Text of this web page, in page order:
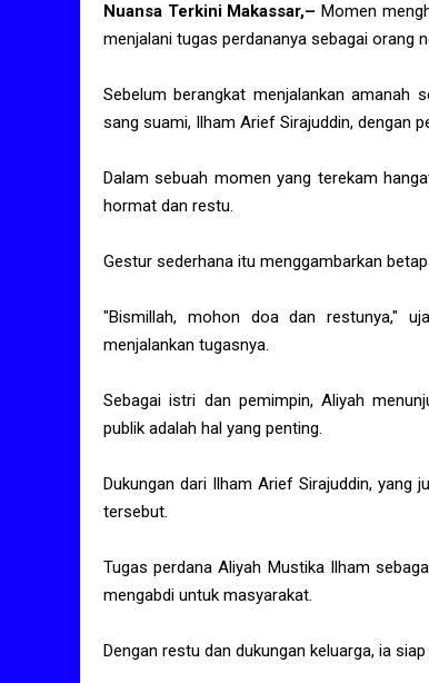
Nuansa Terkini Makassar,– Momen
menjalani tugas perdananya sebagai orang
Sebelum berangkat menjalankan amanah
sang suami, Ilham Arief Sirajuddin, dengan
Dalam sebuah momen yang terekam
hormat dan restu.
Gestur sederhana itu menggambarkan
"Bismillah, mohon doa dan restunya,"
menjalankan tugasnya.
Sebagai istri dan pemimpin, Aliyah
publik adalah hal yang penting.
Dukungan dari Ilham Arief Sirajuddin, yang
tersebut.
Tugas perdana Aliyah Mustika Ilham
mengabdi untuk masyarakat.
Dengan restu dan dukungan keluarga, ia